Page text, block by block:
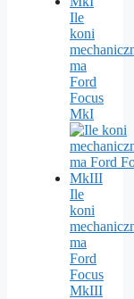
Ile
koni
ma
Ford
Focus
MkI
Ile
koni
ma
Ford
Focus
MkIII